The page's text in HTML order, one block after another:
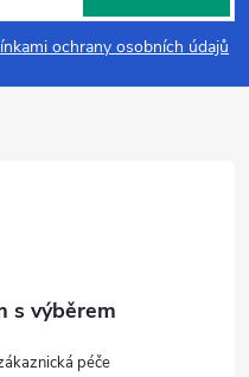
ochrany osobních údajů